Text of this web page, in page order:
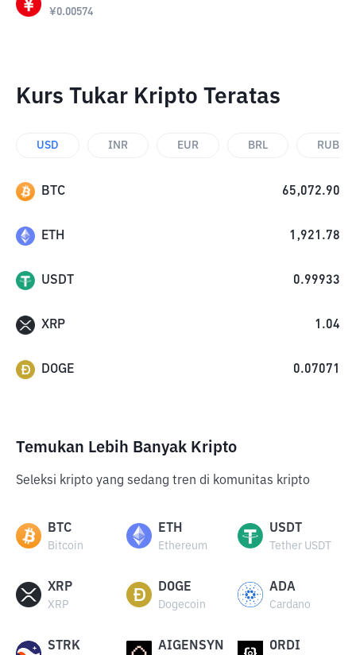
¥0.00574
Kurs Tukar Kripto Teratas
USD INR EUR BRL RUB
BTC 65,072.90
ETH 1,921.78
USDT 0.99933
XRP 1.04
DOGE 0.07071
Temukan Lebih Banyak Kripto
Seleksi kripto yang sedang tren di komunitas kripto
BTC
Bitcoin
ETH
Ethereum
USDT
Tether USDT
XRP
XRP
DOGE
Dogecoin
ADA
Cardano
STRK AIGENSYN ORDI